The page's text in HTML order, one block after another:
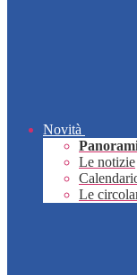
Novità
Le notizie
Le